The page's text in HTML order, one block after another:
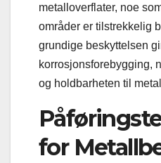
metalloverflater, noe
områder er tilstrekkelig
grundige beskyttelsen
korrosjonsforebygging,
og holdbarheten til
for